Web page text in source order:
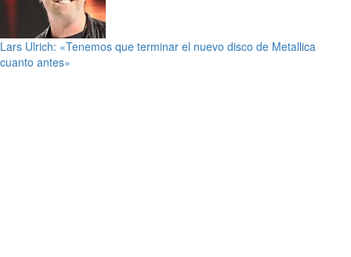
Lars Ulrich: «Tenemos que terminar el nuevo disco de Metallica
cuanto antes»